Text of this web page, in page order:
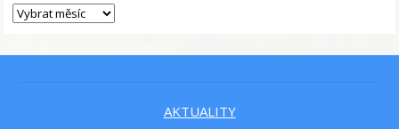
AKTUALITY